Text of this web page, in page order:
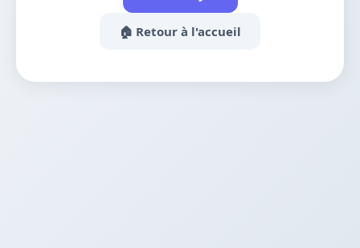
🏠 Retour à l'accueil